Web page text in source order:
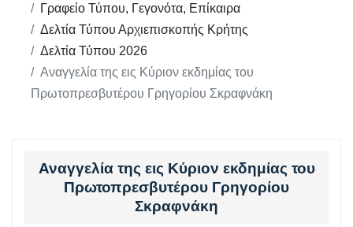
Γραφείο Τύπου, Γεγονότα, Επίκαιρα
Δελτία Τύπου Αρχιεπισκοπής Κρήτης
Δελτία Τύπου 2026
Αναγγελία της εις Κύριον εκδημίας του
Πρωτοπρεσβυτέρου Γρηγορίου Σκραφνάκη
Αναγγελία της εις Κύριον εκδημίας του
Πρωτοπρεσβυτέρου Γρηγορίου
Σκραφνάκη